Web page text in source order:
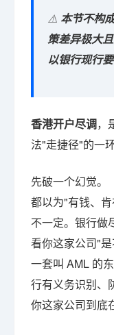
⚠️ 本节不构
策差异极大
以银行现行
香港开户尽调，
法"走捷径"的一环
先破一个幻觉。
都以为"有钱、肯
不一定。银行做
看你这家公司"
一套叫 AML 的
行有义务识别、
你这家公司到底